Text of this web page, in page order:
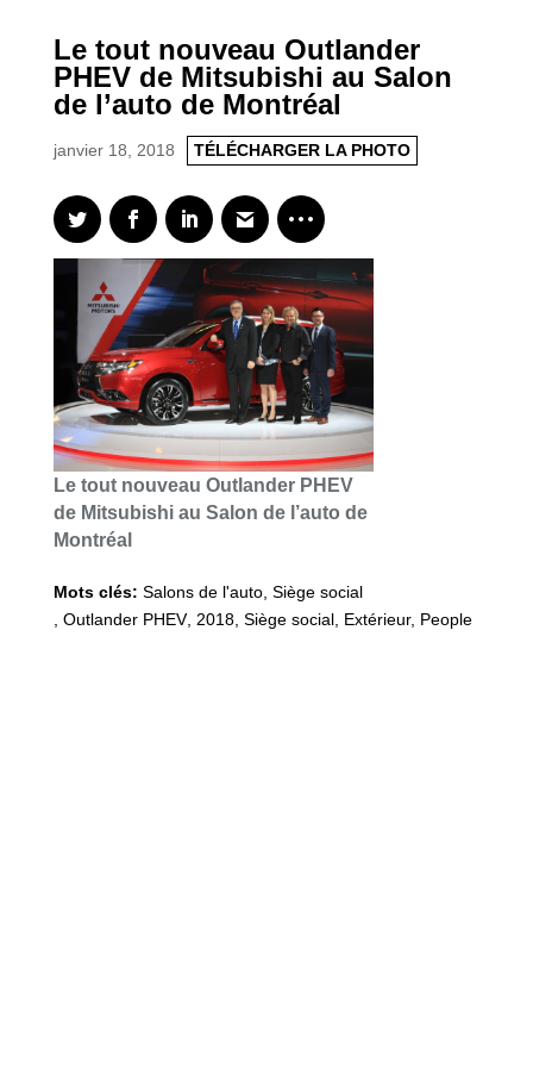
Le tout nouveau Outlander
PHEV de Mitsubishi au Salon
de l’auto de Montréal
janvier 18, 2018 TÉLÉCHARGER LA PHOTO
Le tout nouveau Outlander PHEV
de Mitsubishi au Salon de l’auto de
Montréal
Mots clés: Salons de l'auto, Siège social
, Outlander PHEV, 2018, Siège social, Extérieur, People